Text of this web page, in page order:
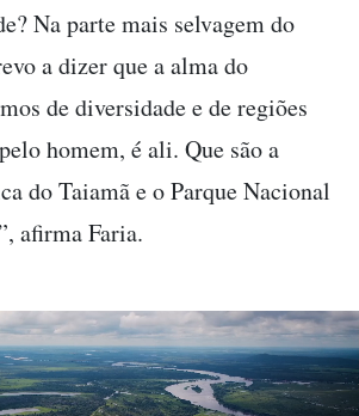
Na parte mais selvagem do
a dizer que a alma do
de diversidade e de regiões
homem, é ali. Que são a
do Taiamã e o Parque Nacional
afirma Faria.